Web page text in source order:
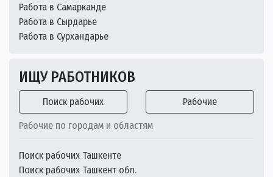
Работа в Самарканде
Работа в Сырдарье
Работа в Сурхандарье
ИЩУ РАБОТНИКОВ
Поиск рабочих Рабочие
Рабочие по городам и областям
Поиск рабочих Ташкенте
Поиск рабочих Ташкент обл.